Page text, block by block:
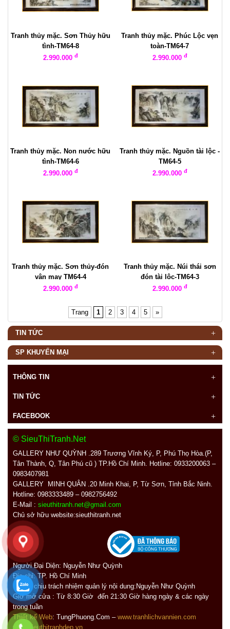
Tranh thủy mặc. Sơn Thủy hữu
tình-TM64-8
2.990.000 đ
Tranh thủy mặc. Phúc Lộc vẹn
toàn-TM64-7
2.990.000 đ
Tranh thủy mặc. Non nước hữu
tình-TM64-6
2.990.000 đ
Tranh thủy mặc. Nguồn tài lộc -
TM64-5
2.990.000 đ
Tranh thủy mặc. Sơn thủy-đón
vận may TM64-4
2.990.000 đ
Tranh thủy mặc. Núi thái sơn
đón tài lộc-TM64-3
2.990.000 đ
Trang 1 2 3 4 5 »
TIN TỨC
SP KHUYẾN MẠI
THÔNG TIN
TIN TỨC
FACEBOOK
© SieuThiTranh.Net
GALLERY NHƯ QUỲNH .289 Trương Vĩnh Ký, P, Phú Thọ Hòa.(P,
Tân Thành, Q, Tân Phú cũ ) TP.Hồ Chí Minh. Hotline: 0933200063 –
0983407981
GALLERY MINH QUÂN .20 Minh Khai, P, Từ Sơn, Tỉnh Bắc Ninh.
Hotline: 0983333489 – 0982756492
E-Mail : sieuthitranh.net@gmail.com
Chủ sở hữu website:sieuthitranh.net
Người Đại Diện: Nguyễn Như Quỳnh
Địa chỉ:TP. Hồ Chí Minh
Người chịu trách nhiệm quản lý nội dung:Nguyễn Như Quỳnh
Giờ mở cửa : Từ 8:30 Giờ đến 21:30 Giờ hàng ngày & các ngày
trong tuần
Thiết kế Web: TungPhuong.Com – www.tranhlichvannien.com
www.sieuthitranhdep.vn